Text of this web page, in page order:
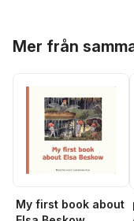
Mer från
My first book about